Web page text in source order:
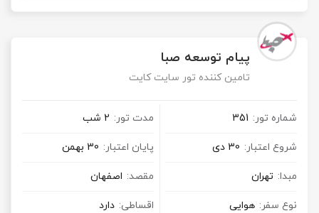
پیام توسعه صبا
تامین کننده تور سایت کایت
شماره تور: 351 مدت تور: 2 شب
شروع اعتبار: 30 دی پایان اعتبار: 30 بهمن
مبدا: تهران مقصد: اصفهان
نوع سفر: هوایی اقساطی: دارد